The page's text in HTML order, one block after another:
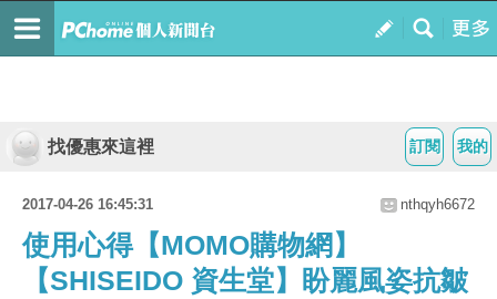
我的
訂閱
找優惠來這裡
2017-04-26 16:45:31 nthqyh6672
使用心得【MOMO購物網】
【SHISEIDO 資生堂】盼麗風姿抗皺